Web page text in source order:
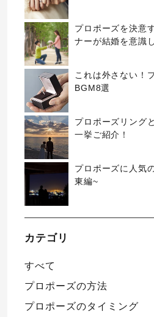
プロポーズを決意
ナーが結婚を意識
これは外さない！
BGM8選
プロポーズリング
一挙ご紹介！
プロポーズに人気
東編~
カテゴリ
すべて
プロポーズの方法
プロポーズのタイミング